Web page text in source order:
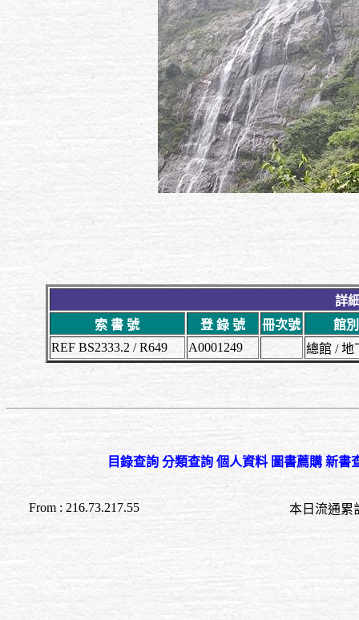
詳
索 書 號
登 錄 號 冊次號
館
REF BS2333.2 / R649
A0001249 總館 /
目錄查詢 分類查詢 個人資料 圖書薦購 新書
From : 216.73.217.55 本日流通累計